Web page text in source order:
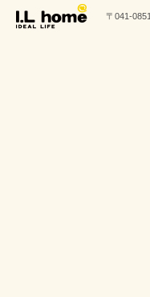
〒041-